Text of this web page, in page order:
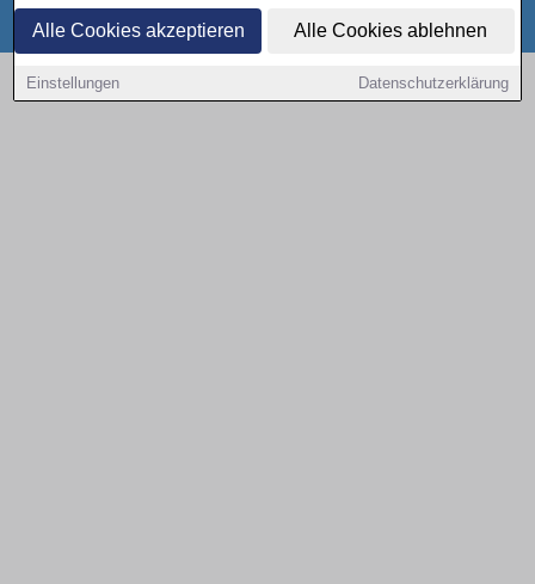
Alle Cookies akzeptieren Alle Cookies ablehnen
Einstellungen Datenschutzerklärung
Datenschutz Cookies
Copyright © 2000 - 2026 | 1A Infosysteme GmbH | Content by: 1a-sites-autos